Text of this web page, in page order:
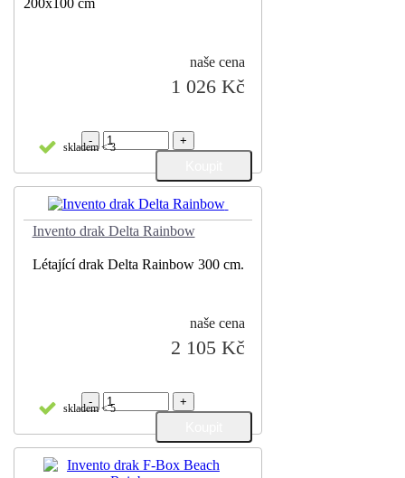
200x100 cm
naše cena
1 026 Kč
skladem < 3
- +
Invento drak Delta Rainbow
Létající drak Delta Rainbow 300 cm.
naše cena
2 105 Kč
skladem < 5
- +